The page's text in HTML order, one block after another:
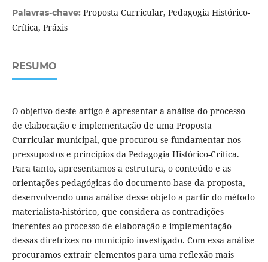
Palavras-chave: Proposta Curricular, Pedagogia Histórico-
Crítica, Práxis
RESUMO
O objetivo deste artigo é apresentar a análise do processo
de elaboração e implementação de uma Proposta
Curricular municipal, que procurou se fundamentar nos
pressupostos e princípios da Pedagogia Histórico-Crítica.
Para tanto, apresentamos a estrutura, o conteúdo e as
orientações pedagógicas do documento-base da proposta,
desenvolvendo uma análise desse objeto a partir do método
materialista-histórico, que considera as contradições
inerentes ao processo de elaboração e implementação
dessas diretrizes no município investigado. Com essa análise
procuramos extrair elementos para uma reflexão mais